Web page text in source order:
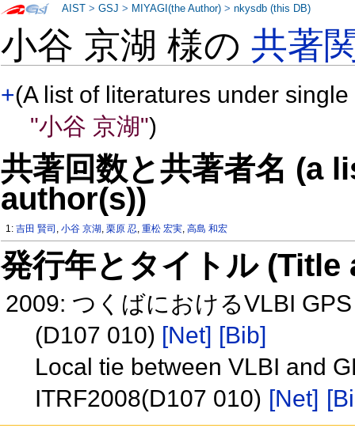
小谷 京湖 様の共著
+(A list of literatures under
"小谷 京湖")
共著回数と共著者名 (a
author(s))
1:吉田 賢司 ,小谷 京湖,栗原 忍,重松 宏実,高島 和宏
発行年とタイトル
2009: つくばにおけるVLBI
(D107 010) [Net] [Bib]
Local tie between VLBI and
ITRF2008(D107 010) [Net]
AIST >GSJ > MIYAGI(the Author) >nkysdb (this DB)